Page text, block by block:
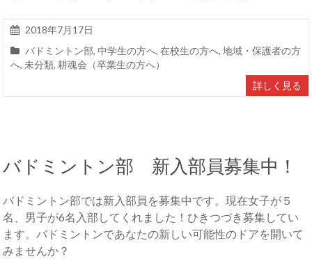
2018年7月17日
バドミントン部,中学生の方へ,在校生の方へ,地域・保護者の方
へ, 未分類,耕魂会（卒業生の方へ）
詳しく見る
バドミントン部 新入部員募集中！
バドミントン部では新入部員を募集中です。現在女子が５
名、男子が6名入部してくれました！ひきつづき募集してい
ます。バドミントンであなたの新しい可能性のドアを開いて
みませんか？